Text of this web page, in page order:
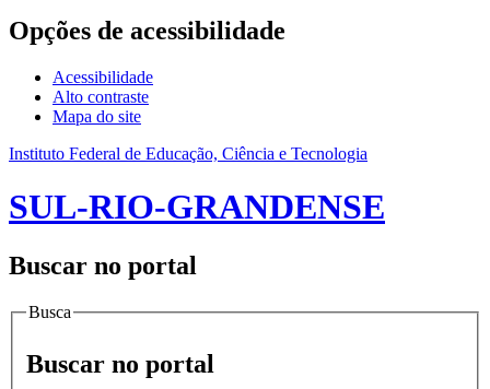
Acesso à informação
Opções de acessibilidade
Acessibilidade
Alto contraste
Mapa do site
Instituto Federal de Educação, Ciência e Tecnologia
SUL-RIO-GRANDENSE
Buscar no portal
Busca
Buscar no portal